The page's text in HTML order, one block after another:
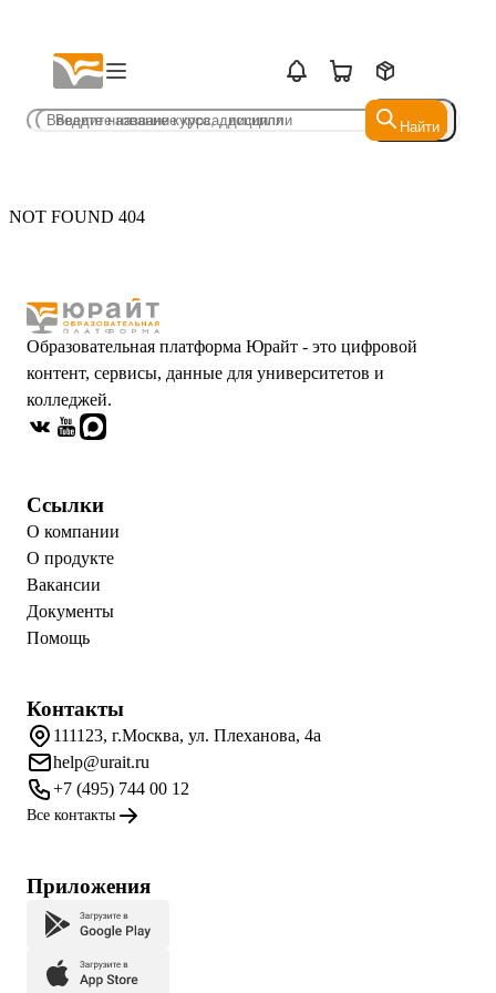
Найти
Найти
NOT FOUND 404
Образовательная платформа Юрайт - это цифровой
контент, сервисы, данные для университетов и
колледжей.
Ссылки
О компании
О продукте
Вакансии
Документы
Помощь
Контакты
111123, г.Москва, ул. Плеханова, 4а
help@urait.ru
+7 (495) 744 00 12
Все контакты
Приложения